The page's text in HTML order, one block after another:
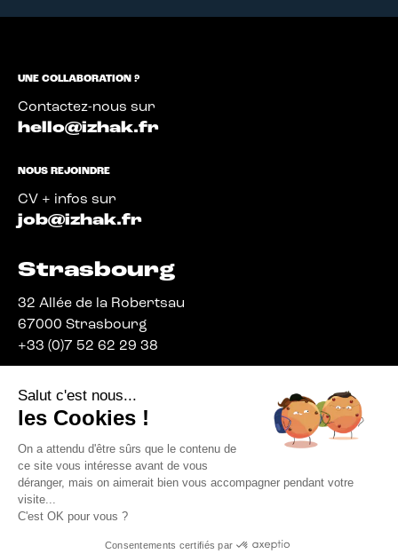
UNE COLLABORATION ?
Contactez-nous sur
hello@izhak.fr
NOUS REJOINDRE
CV + infos sur
job@izhak.fr
Strasbourg
32 Allée de la Robertsau
67000 Strasbourg
+33 (0)7 52 62 29 38
© IZHAK 2026
MENTIONS LÉGALES
CHARTE DE COOKIES
POLITIQUE DE CONFIDENTIALITÉ
CGV
Salut c'est nous...
les Cookies !
On a attendu d'être sûrs que le contenu de
ce site vous intéresse avant de vous
déranger, mais on aimerait bien vous accompagner pendant votre
visite...
C'est OK pour vous ?
Consentements certifiés par